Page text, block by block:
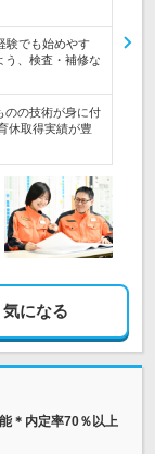
験でも始めやす
う、検査・補修な
のの技術が身に付
休取得実績が豊
気になる
＊内定率70％以上